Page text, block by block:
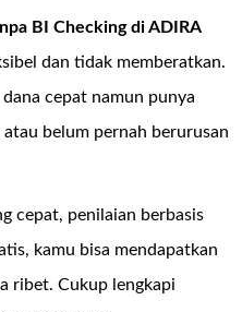
BI Checking diADIRA
dan tidak memberatkan.
cepat namun punya
belum pernah berurusan
cepat, penilaian berbasis
kamu bisa mendapatkan
ribet. Cukup lengkapi